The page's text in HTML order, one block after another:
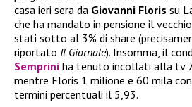
casa ieri sera da Giovanni Floris su
che ha mandato in pensione il vecchio
stati sotto al 3% di share
riportato Il Giornale). Insomma, il
Semprini ha tenuto incollati alla tv
mentre Floris 1 milione e 60 mila
termini percentuali il 5,93.